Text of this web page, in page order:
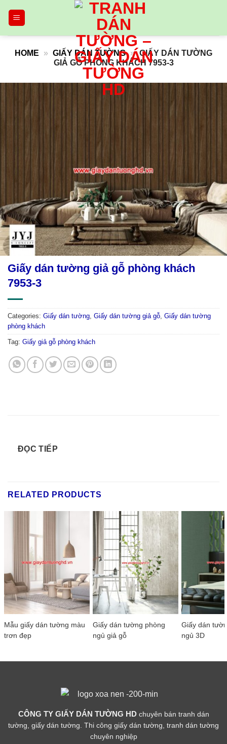
HOME » GIẤY DÁN TƯỜNG » GIẤY DÁN TƯỜNG
GIẢ GỖ PHÒNG KHÁCH 7953-3
Giấy dán tường giả gỗ phòng khách
7953-3
Categories: Giấy dán tường Giấy dán tường giả gỗ Giấy dán tường
phòng khách
Tag: Giấy giả gỗ phòng khách
ĐỌC TIẾP
RELATED PRODUCTS
Mẫu giấy dán tường màu
trơn đẹp
Giấy dán tường phòng
ngủ giả gỗ
Giấy dán
ngủ 3D
CÔNG TY GIẤY DÁN TƯỜNG HD chuyên bán tranh dán
tường, giấy dán tường. Thi công giấy dán tường, tranh dán tường
chuyên nghiệp